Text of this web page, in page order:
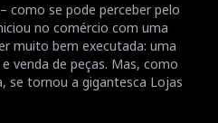
como se pode perceber pelo
no comércio com uma
muito bem executada: uma
venda de peças. Mas, como
se tornou a gigantesca Lojas